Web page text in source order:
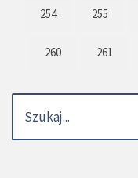
254 255
260 261